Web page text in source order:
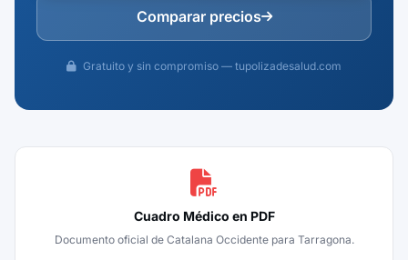
Comparar precios
Gratuito y sin compromiso — tupolizadesalud.com
Cuadro Médico en PDF
Documento oficial de Catalana Occidente para Tarragona.